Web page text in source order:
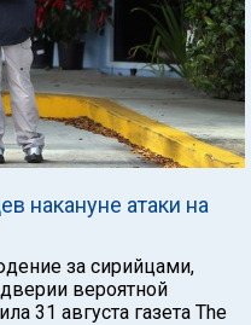
накануне атаки на
за сирийцами,
вероятной
31 августа газета The